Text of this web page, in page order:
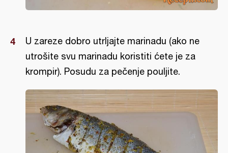
U zareze dobro utrljajte marinadu (ako ne
utrošite svu marinadu koristiti ćete je za
krompir). Posudu za pečenje pouljite.